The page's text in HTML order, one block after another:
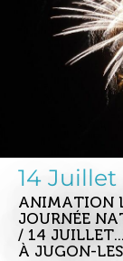
14
ANIMATION
JOURNÉE
/ 14
À JUGON-